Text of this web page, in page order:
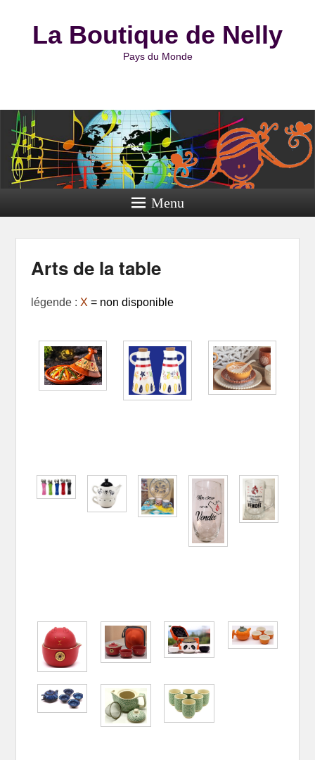
La Boutique de Nelly
Pays du Monde
Menu
Arts de la table
légende : X = non disponible